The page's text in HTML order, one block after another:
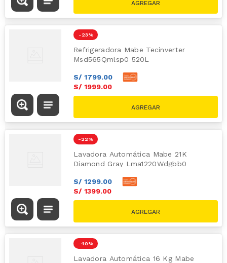
-23 %
Refrigeradora Mabe Tecinverter
Msd565Qmlsp0 520L
S/ 1799.00
S/ 1999.00
S/2589.00
-22 %
Lavadora Automática Mabe 21K
Diamond Gray Lma1220Wdgbb0
S/ 1299.00
S/ 1399.00
S/1789.00
-40 %
Lavadora Automática 16 Kg Mabe